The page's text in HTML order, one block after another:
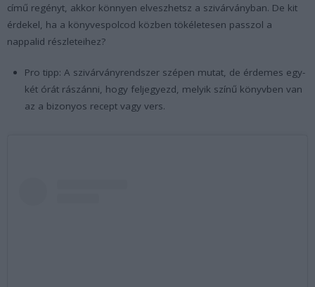
című regényt, akkor könnyen elveszhetsz a szivárványban. De kit
érdekel, ha a könyvespolcod közben tökéletesen passzol a
nappalid részleteihez?
Pro tipp: A szivárványrendszer szépen mutat, de érdemes egy-
két órát rászánni, hogy feljegyezd, melyik színű könyvben van
az a bizonyos recept vagy vers.